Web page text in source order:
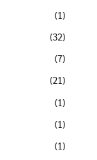
(1)
(32)
(7)
(21)
(1)
(1)
(1)